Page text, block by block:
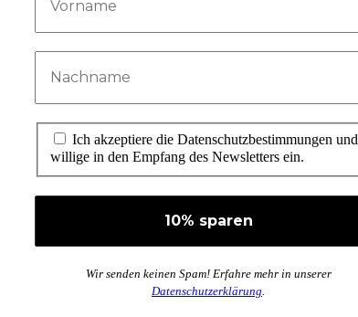
Ich akzeptiere die Datenschutzbestimmungen und
willige in den Empfang des Newsletters ein.
Wir senden keinen Spam! Erfahre mehr in unserer
Datenschutzerklärung